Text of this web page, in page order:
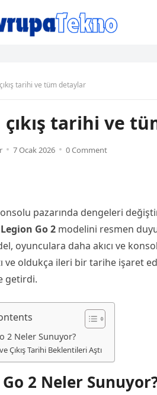
tarihi ve tüm detaylar
çıkış tarihi ve
7 Ocak 2026 0 Comment
pazarında dengeleri
Go 2 modelini resmen
oyunculara daha akıcı ve
ve oldukça ileri bir tarihe işaret
getirdi.
2 Neler Sunuyor?
Çıkış Tarihi Beklentileri Aştı
2 Neler